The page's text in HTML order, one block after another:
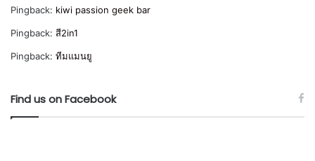
Pingback: kiwi passion geek bar
Pingback: สี2in1
Pingback: ทีมแมนยู
Find us on Facebook